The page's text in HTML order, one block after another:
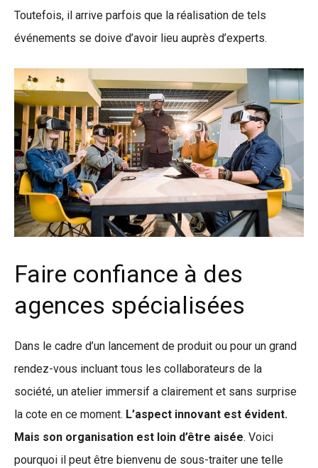
Toutefois, il arrive parfois que la réalisation de tels
événements se doive d’avoir lieu auprès d’experts.
Faire confiance à des
agences spécialisées
Dans le cadre d’un lancement de produit ou pour un grand
rendez-vous incluant tous les collaborateurs de la
société, un atelier immersif a clairement et sans surprise
la cote en ce moment. L’aspect innovant est évident.
Mais son organisation est loin d’être aisée. Voici
pourquoi il peut être bienvenu de sous-traiter une telle